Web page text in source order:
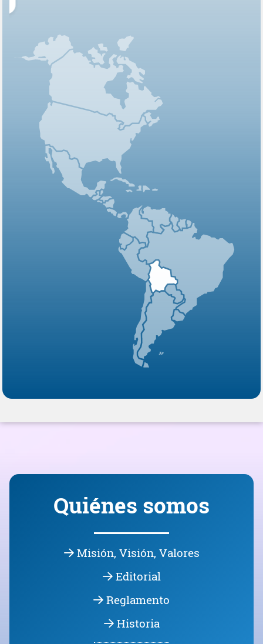
Quiénes somos
Misión, Visión, Valores
Editorial
Historia
Asambleas anuales